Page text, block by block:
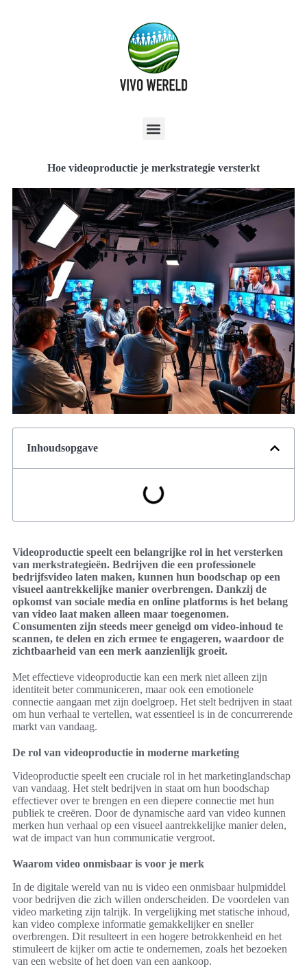
Hoe videoproductie je merkstrategie versterkt
Inhoudsopgave
Videoproductie speelt een belangrijke rol in het versterken
van merkstrategieën. Bedrijven die een professionele
bedrijfsvideo laten maken, kunnen hun boodschap op een
visueel aantrekkelijke manier overbrengen. Dankzij de
opkomst van sociale media en online platforms is het belang
van video laat maken alleen maar toegenomen.
Consumenten zijn steeds meer geneigd om video-inhoud te
scannen, te delen en zich ermee te engageren, waardoor de
zichtbaarheid van een merk aanzienlijk groeit.
Met effectieve videoproductie kan een merk niet alleen zijn
identiteit beter communiceren, maar ook een emotionele
connectie aangaan met zijn doelgroep. Het stelt bedrijven in staat
om hun verhaal te vertellen, wat essentieel is in de concurrerende
markt van vandaag.
De rol van videoproductie in moderne marketing
Videoproductie speelt een cruciale rol in het marketinglandschap
van vandaag. Het stelt bedrijven in staat om hun boodschap
effectiever over te brengen en een diepere connectie met hun
publiek te creëren. Door de dynamische aard van video kunnen
merken hun verhaal op een visueel aantrekkelijke manier delen,
wat de impact van hun communicatie vergroot.
Waarom video onmisbaar is voor je merk
In de digitale wereld van nu is video een onmisbaar hulpmiddel
voor bedrijven die zich willen onderscheiden. De voordelen van
video marketing zijn talrijk. In vergelijking met statische inhoud,
kan video complexe informatie gemakkelijker en sneller
overbrengen. Dit resulteert in een hogere betrokkenheid en het
stimuleert de kijker om actie te ondernemen, zoals het bezoeken
van een website of het doen van een aankoop.